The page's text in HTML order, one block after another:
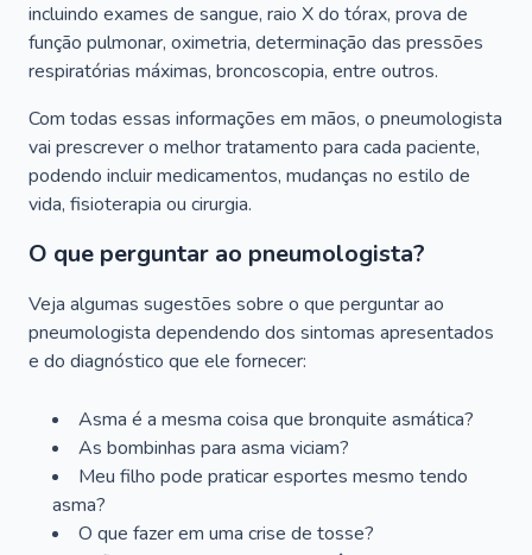
incluindo exames de sangue, raio X do tórax, prova de
função pulmonar, oximetria, determinação das pressões
respiratórias máximas, broncoscopia, entre outros.
Com todas essas informações em mãos, o pneumologista
vai prescrever o melhor tratamento para cada paciente,
podendo incluir medicamentos, mudanças no estilo de
vida, fisioterapia ou cirurgia.
O que perguntar ao pneumologista?
Veja algumas sugestões sobre o que perguntar ao
pneumologista dependendo dos sintomas apresentados
e do diagnóstico que ele fornecer:
Asma é a mesma coisa que bronquite asmática?
As bombinhas para asma viciam?
Meu filho pode praticar esportes mesmo tendo
asma?
O que fazer em uma crise de tosse?